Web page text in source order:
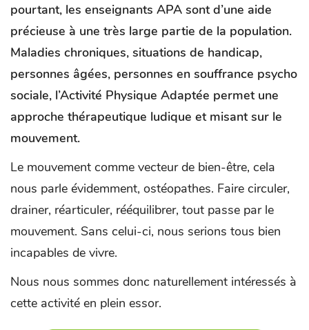
pourtant, les enseignants APA sont d’une aide
précieuse à une très large partie de la population.
Maladies chroniques, situations de handicap,
personnes âgées, personnes en souffrance psycho
sociale, l’Activité Physique Adaptée permet une
approche thérapeutique ludique et misant sur le
mouvement.
Le mouvement comme vecteur de bien-être, cela
nous parle évidemment, ostéopathes. Faire circuler,
drainer, réarticuler, rééquilibrer, tout passe par le
mouvement. Sans celui-ci, nous serions tous bien
incapables de vivre.
Nous nous sommes donc naturellement intéressés à
cette activité en plein essor.